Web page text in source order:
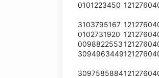
0101223450
3103795167
0102731920
0098822553
3094963449
3097585884